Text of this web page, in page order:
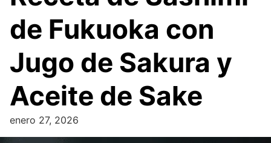
de Fukuoka con
Jugo de Sakura y
Aceite de Sake
enero 27, 2026